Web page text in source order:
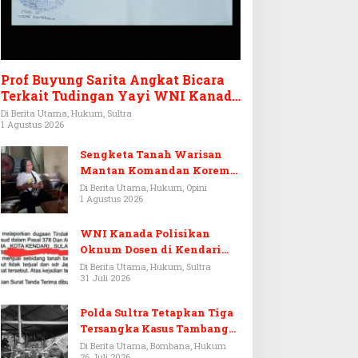
Prof Buyung Sarita Angkat Bicara
Terkait Tudingan Yayi WNI Kanada
Ditagih Utang Rp3,6 Miliar
Di Berita Utama, Hukum, Sultra
1 Agustus 2026
Sengketa Tanah Warisan
Mantan Komandan Korem
143/HO, Ketika Warisan
Menjadi Arena Pemerasan
Di Berita Utama, Hukum, Opini
1 Agustus 2026
WNI Kanada Polisikan
Oknum Dosen di Kendari
Terkait Aset Puluhan Miliar
Di Berita Utama, Hukum, Sultra
31 Juli 2026
Polda Sultra Tetapkan Tiga
Tersangka Kasus Tambang
Emas Ilegal di Bombana
Di Berita Utama, Bombana, Hukum